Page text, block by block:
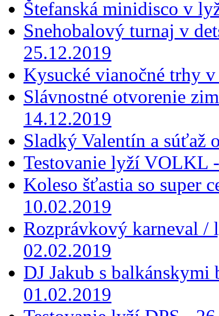
Štefanská minidisco v
Snehobalový turnaj v
25.12.2019
Kysucké vianočné trhy
Slávnostné otvorenie
14.12.2019
Sladký Valentín a súťaž
Testovanie lyží VOLKL
Koleso šťastia so super
10.02.2019
Rozprávkový karneval /
02.02.2019
DJ Jakub s balkánskymi
01.02.2019